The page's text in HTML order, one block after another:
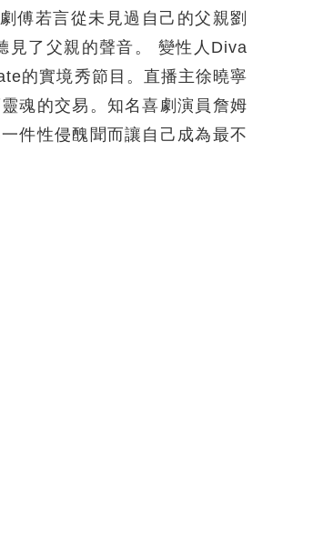
傅若言從未見過自己的父親劉
見了父親的聲音。 變性人Diva
的實境秀節目。直播主徐曉寧
魂的交易。知名喜劇演員詹姆
件性侵醜聞而讓自己成為最不